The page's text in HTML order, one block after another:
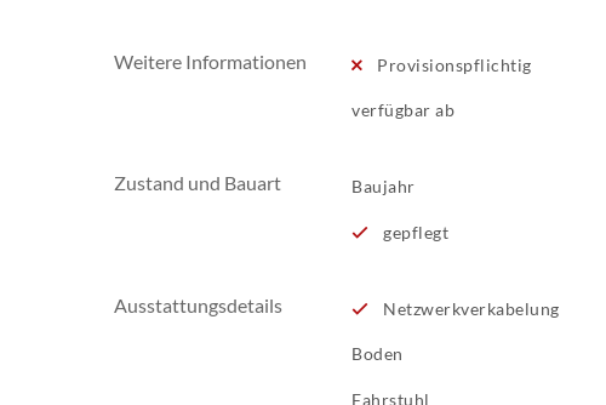
Weitere Informationen Provisionspflichtig
verfügbar ab
Zustand und Bauart Baujahr
gepflegt
Ausstattungsdetails Netzwerkverkabelung
Boden
Fahrstuhl